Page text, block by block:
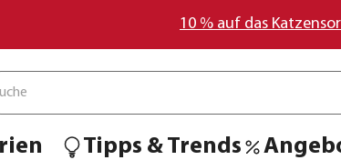
10 % auf das
Tipps & Trends